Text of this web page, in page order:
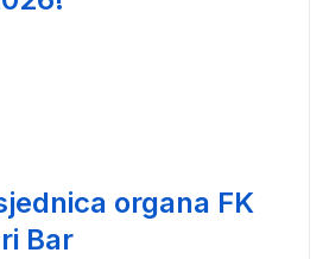
organa FK
Bar